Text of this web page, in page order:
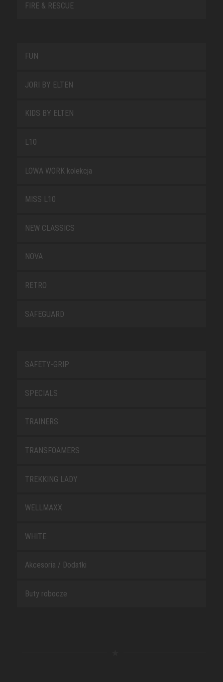
FIRE & RESCUE
FUN
JORI BY ELTEN
KIDS BY ELTEN
L10
LOWA WORK kolekcja
MISS L10
NEW CLASSICS
NOVA
RETRO
SAFEGUARD
SAFETY-GRIP
SPECIALS
TRAINERS
TRANSFOAMERS
TREKKING LADY
WELLMAXX
WHITE
Akcesoria / Dodatki
Buty robocze